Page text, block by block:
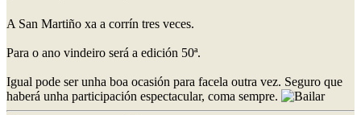
A San Martiño xa a corrín tres veces.
Para o ano vindeiro será a edición 50ª.
Igual pode ser unha boa ocasión para facela outra vez. Seguro que
haberá unha participación espectacular, coma sempre.